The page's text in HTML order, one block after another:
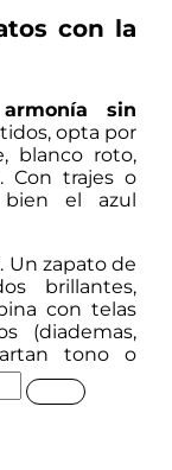
con la
sin
opta por
blanco roto,
Con trajes o
bien el azul
Un zapato de
brillantes,
con telas
(diademas,
tono o